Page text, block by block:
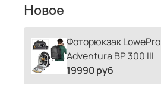
Новое
Фоторюкзак LowePro
Adventura BP 300 III
19990 руб